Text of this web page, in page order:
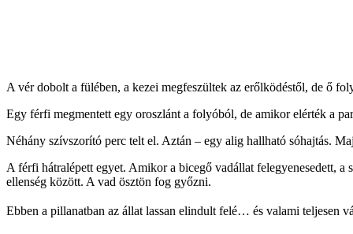
A vér dobolt a fülében, a kezei megfeszültek az erőlködéstől, de ő
Egy férfi megmentett egy oroszlánt a folyóból, de amikor elérték a
Néhány szívszorító perc telt el. Aztán – egy alig hallható sóhajtás.
A férfi hátralépett egyet. Amikor a bicegő vadállat felegyenesedett,
ellenség között. A vad ösztön fog győzni.
Ebben a pillanatban az állat lassan elindult felé… és valami teljesen